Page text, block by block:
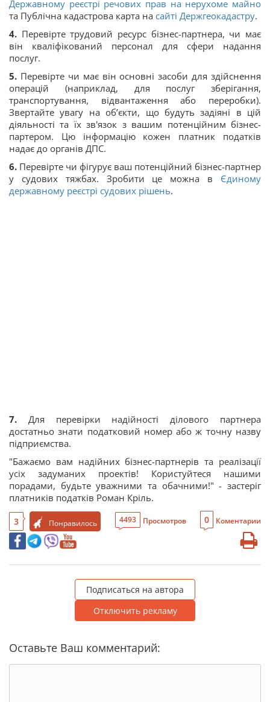
Державному реєстрі речових прав на нерухоме майно
та Публічна кадастрова карта на сайті Держгеокадастру.
4. Перевірте трудовий ресурс бізнес-партнера, чи має
він кваліфікований персонал для сфери надання
послуг.
5. Перевірте чи має він основні засоби для здійснення
операцій (наприклад, для послуг зберігання,
транспортування, відвантаження або переробки).
Звертайте увагу на об’єкти, що будуть задіяні в цій
діяльності та їх зв'язок з вашим потенційним бізнес-
партером. Цю інформацію кожен платник податків
надає до органів ДПС.
6. Перевірте чи фігурує ваш потенційний бізнес-партнер
у судових тяжбах. Зробити це можна в Єдиному
державному реєстрі судових рішень.
7. Для перевірки надійності ділового партнера
достатньо знати податковий номер або ж точну назву
підприємства.
"Бажаємо вам надійних бізнес-партнерів та реалізації
усіх задуманих проектів! Користуйтеся нашими
порадами, будьте уважними та обачними!" - застеріг
платників податків Роман Кріль.
3 Понравилось 4493 Просмотров 0 Коментарии
Подписаться на автора
Отключить рекламу
Оставьте Ваш комментарий: